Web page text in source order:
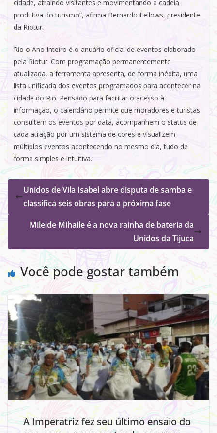
cidade, atraindo visitantes e movimentando a cadeia
produtiva do turismo”, afirma Bernardo Fellows, presidente
da Riotur.
Rio o Ano Inteiro é o anuário oficial de eventos elaborado
pela Riotur. Com programação permanentemente
atualizada, a ferramenta apresenta, de forma inédita, uma
lista unificada dos eventos programados para acontecer na
cidade do Rio. Pensado para facilitar o acesso à
informação, o calendário permite que moradores e turistas
consultem os eventos por data, acompanhem o status de
cada atração por um sistema de cores e visualizem
múltiplos eventos acontecendo no mesmo dia, tudo de
forma simples e intuitiva.
Unidos de Vila Isabel abre disputa de samba e
classifica seis obras para a próxima fase
Mileide Mihaile é a nova rainha de bateria da
Unidos da Tijuca
Você pode gostar também
A Imperatriz fez seu último ensaio do